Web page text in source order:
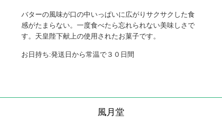
バターの風味が口の中いっぱいに広がりサクサクした食
感がたまらない。一度食べたら忘れられない美味しさで
す。天皇陛下献上の使用されたお菓子です。
お日持ち:発送日から常温で３０日間
風月堂